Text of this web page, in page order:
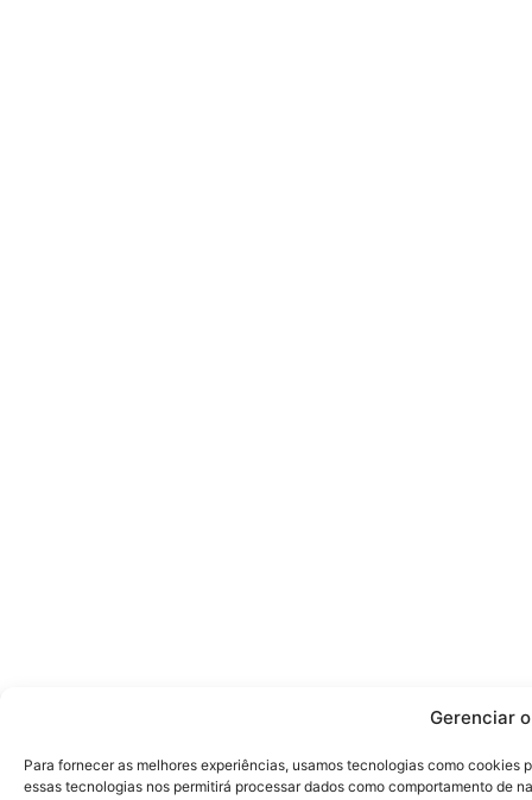
Gerenciar
Para fornecer as melhores experiências, usamos tecnologias como
essas tecnologias nos permitirá processar dados como comportamento de